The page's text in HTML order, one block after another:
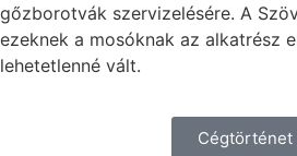
gőzborotvák szervizelésére. A
ezeknek a mosóknak az alkatrész
lehetetlenné vált.
Cégtörténet